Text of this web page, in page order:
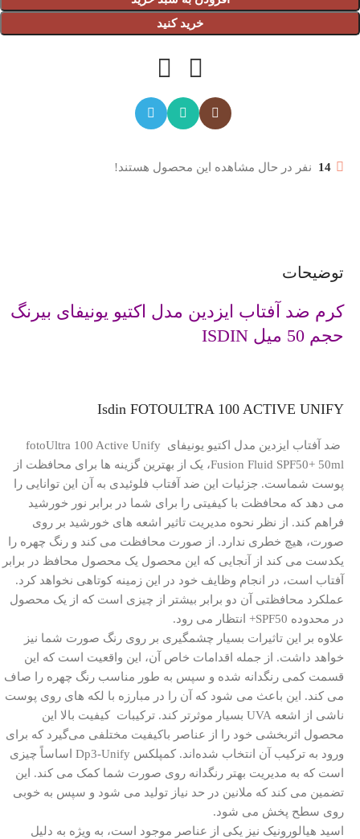
خرید کنید
14 نفر در حال مشاهده این محصول هستند!
توضیحات
کرم ضد آفتاب ایزدین مدل اکتیو یونیفای بیرنگ
حجم 50 میل
ISDIN
Isdin FOTOULTRA 100 ACTIVE UNIFY
ضد آفتاب ایزدین مدل اکتیو یونیفای
fotoUltra 100 Active Unify
Fusion Fluid SPF50+ 50ml، یک از بهترین گزینه ها برای محافظت از
پوست شماست. جزئیات این ضد آفتاب فلوئیدی به آن این توانایی را
می دهد که محافظت با کیفیتی را برای شما در برابر نور خورشید
فراهم کند. از نظر نحوه مدیریت تاثیر اشعه های خورشید بر روی
صورت، هیچ خطری ندارد. از صورت محافظت می کند و رنگ چهره را
یکدست می کند از آنجایی که این محصول یک محصول محافظ در برابر
آفتاب است، در انجام وظایف خود در این زمینه کوتاهی نخواهد کرد.
عملکرد محافظتی آن دو برابر بیشتر از چیزی است که از یک محصول
در محدوده SPF50+ انتظار می رود.
علاوه بر این تاثیرات بسیار چشمگیری بر روی رنگ صورت شما نیز
خواهد داشت. از جمله اقدامات خاص آن، این واقعیت است که این
قسمت کمی رنگدانه شده و سپس به طور مناسب رنگ چهره را صاف
می کند. این باعث می شود که آن را در مبارزه با لکه های روی پوست
ناشی از اشعه UVA بسیار موثرتر کند.
ترکیبات کیفیت بالا این
محصول اثربخشی خود را از عناصر باکیفیت مختلفی می‌گیرد که برای
ورود به ترکیب آن انتخاب شده‌اند.
کمپلکس Dp3-Unify اساساً چیزی
است که به مدیریت بهتر رنگدانه روی صورت شما کمک می کند. این
تضمین می کند که ملانین در حد نیاز تولید می شود و سپس به خوبی
روی سطح پخش می شود.
اسید هیالورونیک نیز یکی از عناصر موجود است، به ویژه به دلیل